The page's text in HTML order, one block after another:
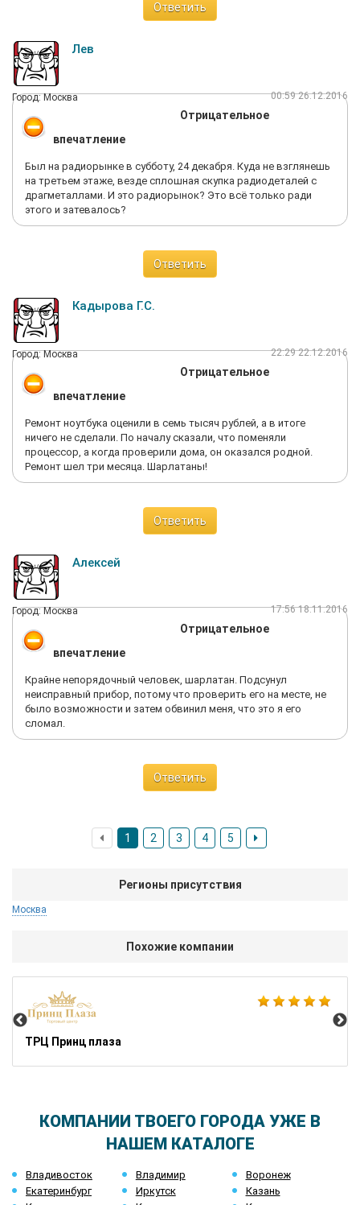
Ответить
Лев
Город: Москва 00:59 26.12.2016
Отрицательное
впечатление
Был на радиорынке в субботу, 24 декабря. Куда не взглянешь
на третьем этаже, везде сплошная скупка радиодеталей с
драгметаллами. И это радиорынок? Это всё только ради
этого и затевалось?
Ответить
Кадырова Г.С.
Город: Москва 22:29 22.12.2016
Отрицательное
впечатление
Ремонт ноутбука оценили в семь тысяч рублей, а в итоге
ничего не сделали. По началу сказали, что поменяли
процессор, а когда проверили дома, он оказался родной.
Ремонт шел три месяца. Шарлатаны!
Ответить
Алексей
Город: Москва 17:56 18.11.2016
Отрицательное
впечатление
Крайне непорядочный человек, шарлатан. Подсунул
неисправный прибор, потому что проверить его на месте, не
было возможности и затем обвинил меня, что это я его
сломал.
Ответить
1 2 3 4 5
Регионы присутствия
Москва
Похожие компании
ТРЦ Принц плаза
КОМПАНИИ ТВОЕГО ГОРОДА УЖЕ В
НАШЕМ КАТАЛОГЕ
Владивосток Владимир
Воронеж
Екатеринбург
Иркутск
Казань